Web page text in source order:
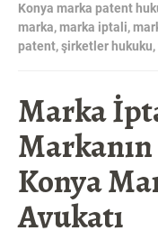
Konya marka patent
marka,marka iptali,
patent,şirketler hukuku,
Marka
Konya
Avukatı